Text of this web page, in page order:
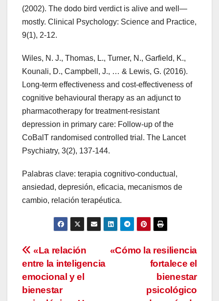
(2002). The dodo bird verdict is alive and well—
mostly. Clinical Psychology: Science and Practice,
9(1), 2-12.
Wiles, N. J., Thomas, L., Turner, N., Garfield, K.,
Kounali, D., Campbell, J., … & Lewis, G. (2016).
Long-term effectiveness and cost-effectiveness of
cognitive behavioural therapy as an adjunct to
pharmacotherapy for treatment-resistant
depression in primary care: Follow-up of the
CoBalT randomised controlled trial. The Lancet
Psychiatry, 3(2), 137-144.
Palabras clave: terapia cognitivo-conductual,
ansiedad, depresión, eficacia, mecanismos de
cambio, relación terapéutica.
Navegación
de
entradas
«Cómo la resiliencia
fortalece el
bienestar
psicológico
«La relación
entre la inteligencia
emocional y el
bienestar